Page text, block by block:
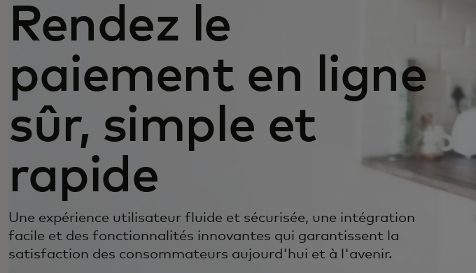
Rendez le
paiement en ligne
sûr, simple et
rapide
Une expérience utilisateur fluide et sécurisée, une intégration
facile et des fonctionnalités innovantes qui garantissent la
satisfaction des consommateurs aujourd'hui et à l'avenir.